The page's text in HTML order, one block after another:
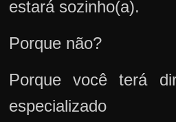
estará sozinho(a).
Porque não?
Porque você terá